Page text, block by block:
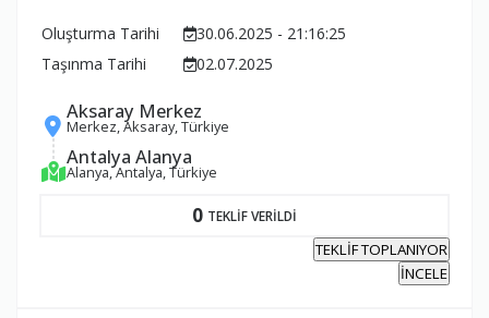
Oluşturma Tarihi
30.06.2025 - 21:16:25
Taşınma Tarihi
02.07.2025
Aksaray Merkez
Merkez, Aksaray, Türkiye
Antalya Alanya
Alanya, Antalya, Türkiye
0 TEKLİF VERİLDİ
TEKLİF TOPLANIYOR
İNCELE